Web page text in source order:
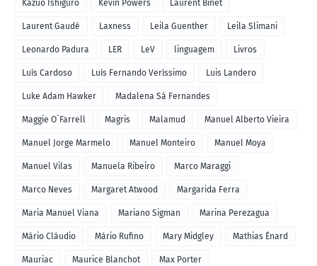
Kazuo Ishiguro Kevin Powers Laurent Binet
Laurent Gaudé Laxness Leila Guenther Leila Slimani
Leonardo Padura LER LeV linguagem Livros
Luís Cardoso Luís Fernando Veríssimo Luis Landero
Luke Adam Hawker Madalena Sá Fernandes
Maggie O´Farrell Magris Malamud Manuel Alberto Vieira
Manuel Jorge Marmelo Manuel Monteiro Manuel Moya
Manuel Vilas Manuela Ribeiro Marco Maraggi
Marco Neves Margaret Atwood Margarida Ferra
Maria Manuel Viana Mariano Sigman Marina Perezagua
Mário Cláudio Mário Rufino Mary Midgley Mathias Énard
Mauriac Maurice Blanchot Max Porter